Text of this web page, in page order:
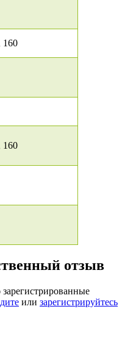
160
160
отзыв
или зарегистрируйтесь